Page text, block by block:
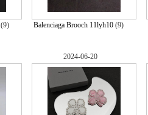
(9) Balenciaga Brooch 11lyh10 (9)
2024-06-20